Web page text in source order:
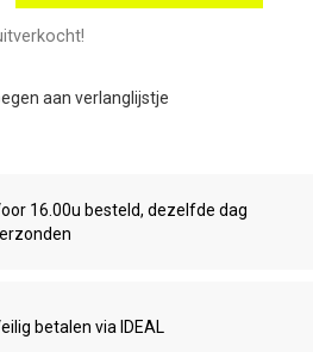
aan verlanglijstje
16.00u besteld, dezelfde dag
betalen via IDEAL